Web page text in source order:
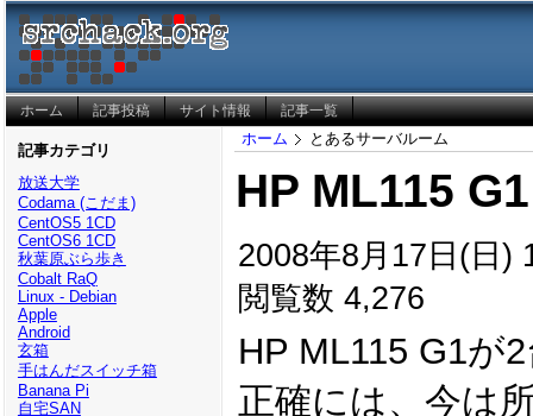
ホーム 記事投稿 サイト情報 記事一覧
記事カテゴリ
放送大学
Codama (こだま)
CentOS5 1CD
CentOS6 1CD
秋葉原ぶら歩き
Cobalt RaQ
Linux - Debian
Apple
Android
玄箱
手はんだスイッチ箱
Banana Pi
自宅SAN
ホーム とあるサーバルーム
HP ML115 G1
2008年8月17日(日)
閲覧数 4,276
HP ML115 G1が
正確には、今は